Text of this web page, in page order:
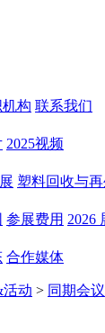
构 联系我们
2025视频
塑料回收与
参展费用 2026
合作媒体
动 > 同期会议